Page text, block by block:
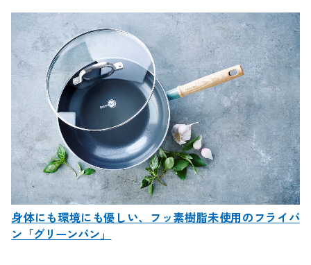
2025/1/7
チョコレート検定プロフェッショナルおす
すめ！エシカルなバレンタインチョコ＆お菓子まとめ
2025/1/7
食レポ付き、バレンタインにぴったりのサ
ステナブルなチョコレート8選
身体にも環境にも優しい、フッ素樹脂未使用のフライパ
ン「グリーンパン」